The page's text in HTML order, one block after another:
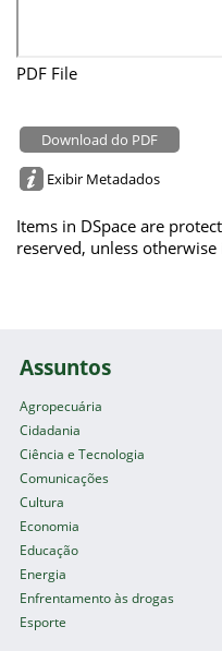
PDF File
Download do PDF
Exibir Metadados
Items in DSpace are
reserved, unless otherwise
Assuntos
Agropecuária
Cidadania
Ciência e Tecnologia
Comunicações
Cultura
Economia
Educação
Energia
Enfrentamento às drogas
Esporte